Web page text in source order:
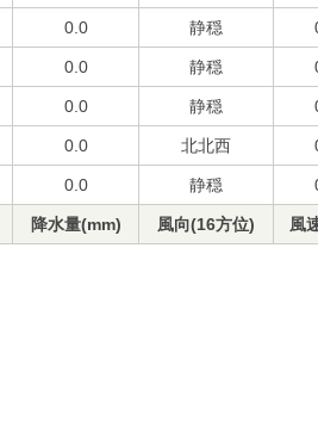
0.0 静穏
0.0 静穏
0.0 静穏
0.0 北北西
0.0 静穏
降水量(mm) 風向(16方位) 風